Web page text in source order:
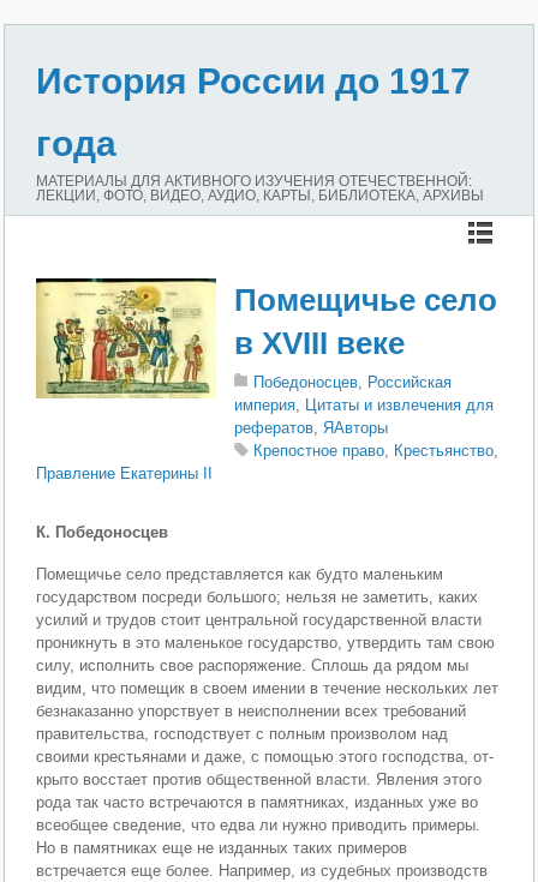
История России до 1917
года
МАТЕРИАЛЫ ДЛЯ АКТИВНОГО ИЗУЧЕНИЯ ОТЕЧЕСТВЕННОЙ:
ЛЕКЦИИ, ФОТО, ВИДЕО, АУДИО, КАРТЫ, БИБЛИОТЕКА, АРХИВЫ
Помещичье село
в XVIII веке
Победоносцев, Российская
империя, Цитаты и извлечения для
рефератов,ЯАвторы
Крепостное право, Крестьянство,
Правление Екатерины II
К. Победоносцев
Помещичье село представляется как будто малень­ким
государством посреди большого; нельзя не заме­тить, каких
усилий и трудов стоит центральной госу­дарственной власти
проникнуть в это маленькое госу­дарство, утвердить там свою
силу, исполнить свое рас­поряжение. Сплошь да рядом мы
видим, что помещик в своем имении в течение нескольких лет
безнаказанно упорствует в неисполнении всех требований
правитель­ства, господствует с полным произволом над
своими крестьянами и даже, с помощью этого господства, от­
крыто восстает против общественной власти. Явления этого
рода так часто встречаются в памятниках, издан­ных уже во
всеобщее сведение, что едва ли нужно при­водить примеры.
Но в памятниках еще не изданных таких примеров
встречается еще более. Например, из судебных производств